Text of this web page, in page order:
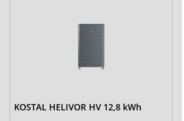
KOSTAL HELIVOR HV 12,8 kWh